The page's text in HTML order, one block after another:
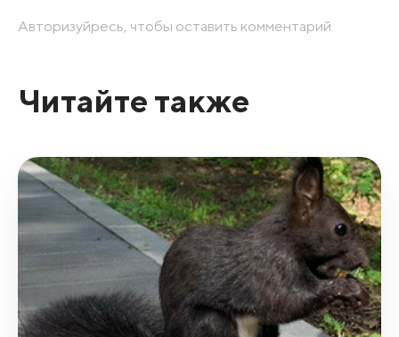
Авторизуйресь, чтобы оставить комментарий.
Читайте также